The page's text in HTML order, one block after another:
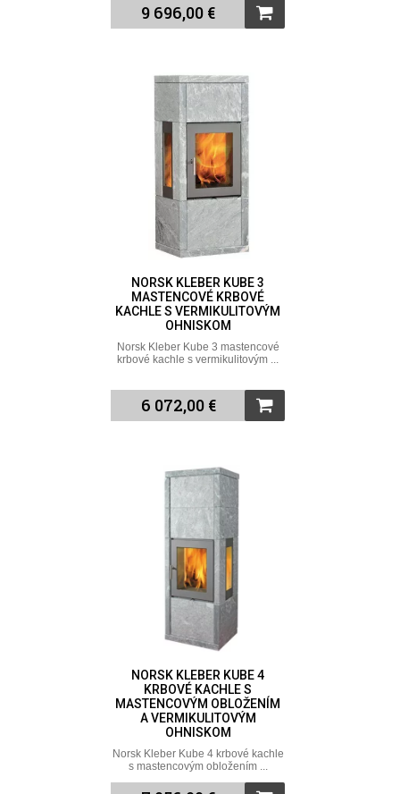
9 696,00 €
NORSK KLEBER KUBE 3
MASTENCOVÉ KRBOVÉ
KACHLE S VERMIKULITOVÝM
OHNISKOM
Norsk Kleber Kube 3 mastencové
krbové kachle s vermikulitovým ...
6 072,00 €
NORSK KLEBER KUBE 4
KRBOVÉ KACHLE S
MASTENCOVÝM OBLOŽENÍM
A VERMIKULITOVÝM
OHNISKOM
Norsk Kleber Kube 4 krbové kachle
s mastencovým obložením ...